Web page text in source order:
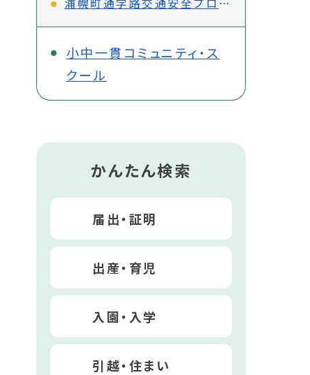
小中一貫コミュニティ・ス
クール
かんたん検索
届出・証明
出産・育児
入園・入学
引越・住まい